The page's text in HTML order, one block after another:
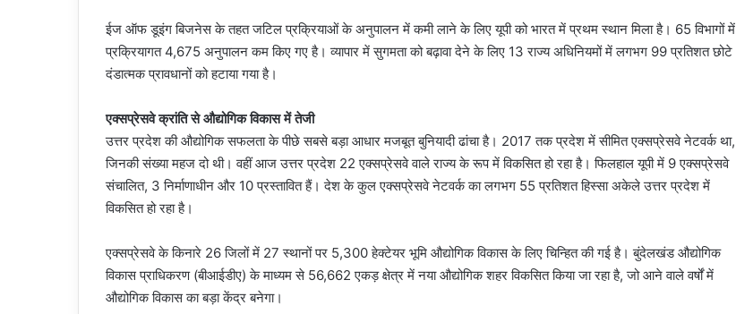
ईज ऑफ डूइंग बिजनेस के तहत जटिल प्रक्रियाओं के अनुपालन में कमी लाने के लिए यूपी को भारत में प्रथम स्थान मिला है। 65 विभागों में
प्रक्रियागत 4,675 अनुपालन कम किए गए है। व्यापार में सुगमता को बढ़ावा देने के लिए 13 राज्य अधिनियमों में लगभग 99 प्रतिशत छोटे
दंडात्मक प्रावधानों को हटाया गया है।
एक्सप्रेसवे क्रांति से औद्योगिक विकास में तेजी
उत्तर प्रदेश की औद्योगिक सफलता के पीछे सबसे बड़ा आधार मजबूत बुनियादी ढांचा है। 2017 तक प्रदेश में सीमित एक्सप्रेसवे नेटवर्क था,
जिनकी संख्या महज दो थी। वहीं आज उत्तर प्रदेश 22 एक्सप्रेसवे वाले राज्य के रूप में विकसित हो रहा है। फिलहाल यूपी में 9 एक्सप्रेसवे
संचालित, 3 निर्माणाधीन और 10 प्रस्तावित हैं। देश के कुल एक्सप्रेसवे नेटवर्क का लगभग 55 प्रतिशत हिस्सा अकेले उत्तर प्रदेश में
विकसित हो रहा है।
एक्सप्रेसवे के किनारे 26 जिलों में 27 स्थानों पर 5,300 हेक्टेयर भूमि औद्योगिक विकास के लिए चिन्हित की गई है। बुंदेलखंड औद्योगिक
विकास प्राधिकरण (बीआईडीए) के माध्यम से 56,662 एकड़ क्षेत्र में नया औद्योगिक शहर विकसित किया जा रहा है, जो आने वाले वर्षों में
औद्योगिक विकास का बड़ा केंद्र बनेगा।